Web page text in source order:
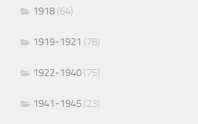
1918 (64)
1919-1921 (78)
1922-1940 (75)
1941-1945 (23)